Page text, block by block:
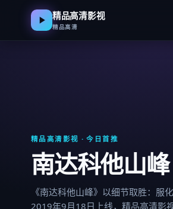
精品高清影视
精品高清
精品高清影视 · 今日首推
南达科他山峰
《南达科他山峰》以细节取胜：服
2019年9月18日上线，精品高清影